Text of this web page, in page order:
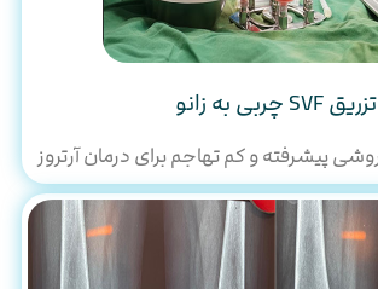
تزریق SVF چربی به زانو